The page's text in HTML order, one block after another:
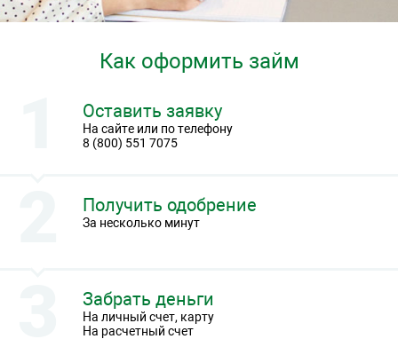
Как оформить займ
На сайте или по телефону
8 (800) 551 7075
Оставить заявку
За несколько минут
Получить одобрение
На личный счет, карту
На расчетный счет
Забрать деньги